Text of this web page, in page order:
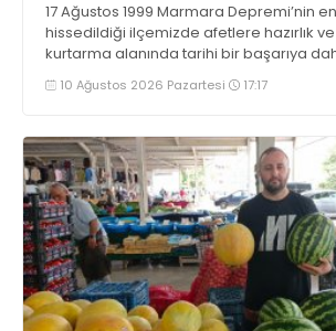
17 Ağustos 1999 Marmara Depremi’nin
hissedildiği ilçemizde afetlere hazırlık
kurtarma alanında tarihi bir başarıya
Gölcük Arama Kurtarma Derneği
bünyesindeki 4. arama-kurtarma
10 Ağustos 2026 Pazartesi 17:17